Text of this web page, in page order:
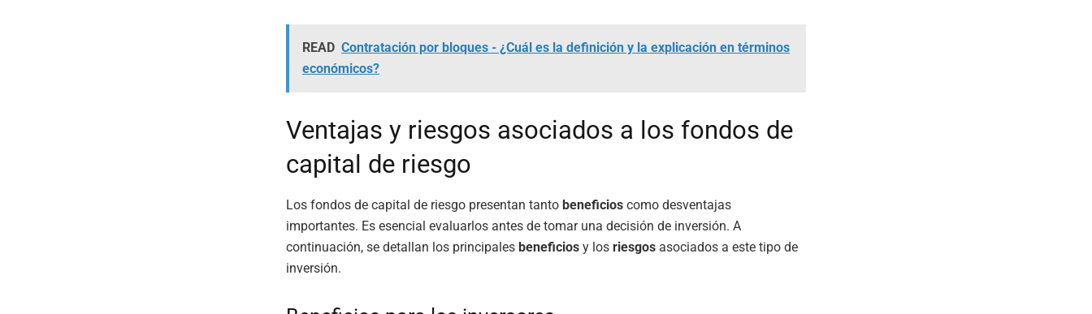
READ Contratación por bloques - ¿Cuál es la definición y la explicación en términos
económicos?
Ventajas y riesgos asociados a los fondos de
capital de riesgo
Los fondos de capital de riesgo presentan tanto beneficios como desventajas
importantes. Es esencial evaluarlos antes de tomar una decisión de inversión. A
continuación, se detallan los principales beneficios y los riesgos asociados a este tipo de
inversión.